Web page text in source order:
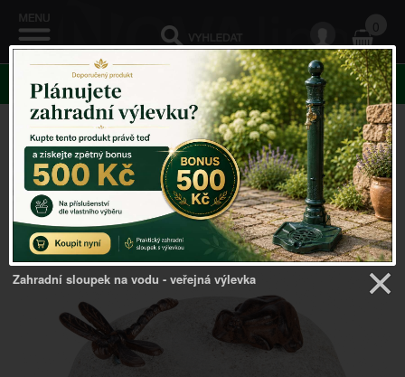
0
KATEGORIE
Venkovský domov ->Litinové doplňky->Soška vážka a
žába na kameni 19 x 14 x 14 cm litina
Zahradní sloupek na vodu - veřejná výlevka